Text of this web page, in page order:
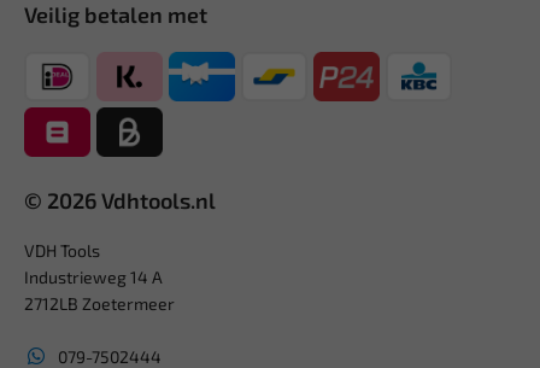
Veilig betalen met
© 2026 Vdhtools.nl
VDH Tools
Industrieweg 14 A
2712LB Zoetermeer
079-7502444